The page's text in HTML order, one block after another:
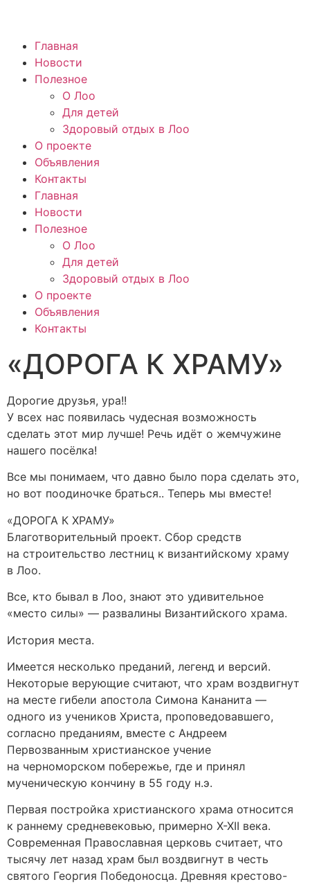
Главная
Новости
Полезное
О Лоо
Для детей
Здоровый отдых в Лоо
О проекте
Объявления
Контакты
Главная
Новости
Полезное
О Лоо
Для детей
Здоровый отдых в Лоо
О проекте
Объявления
Контакты
«ДОРОГА К ХРАМУ»
Дорогие друзья, ура!!
У всех нас появилась чудесная возможность
сделать этот мир лучше! Речь идёт о жемчужине
нашего посёлка!
Все мы понимаем, что давно было пора сделать это,
но вот поодиночке браться.. Теперь мы вместе!
«ДОРОГА К ХРАМУ»
Благотворительный проект. Сбор средств
на строительство лестниц к византийскому храму
в Лоо.
Все, кто бывал в Лоо, знают это удивительное
«место силы» — развалины Византийского храма.
История места.
Имеется несколько преданий, легенд и версий.
Некоторые верующие считают, что храм воздвигнут
на месте гибели апостола Симона Кананита —
одного из учеников Христа, проповедовавшего,
согласно преданиям, вместе с Андреем
Первозванным христианское учение
на черноморском побережье, где и принял
мученическую кончину в 55 году н.э.
Первая постройка христианского храма относится
к раннему средневековью, примерно X-XII века.
Современная Православная церковь считает, что
тысячу лет назад храм был воздвигнут в честь
святого Георгия Победоносца. Древняя крестово-